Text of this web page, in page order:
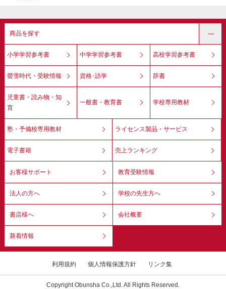
商品を探す
小学学習参考書 中学学習参考書 高校学習参考書
螢雪時代・受験情報 資格･語学 辞書
児童書・読み物・知
育
一般書・教育書 学校専用教材
塾・予備校専用教材 ライセンス製品・サービス
電子書籍 売上ランキング
お客様サポート 教育受験情報
法人の方へ 学校の先生方へ
書店様へ 会社概要
新着情報
利用規約 個人情報保護方針 リンク集
Copyright Obunsha Co.,Ltd. All Rights Reserved.